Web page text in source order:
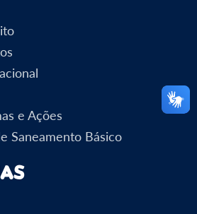
e Ações
Saneamento Básico